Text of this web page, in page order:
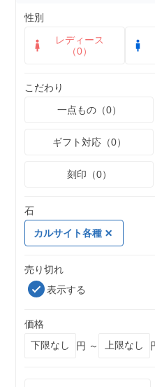
性別
レディース
（0）
こだわり
一点もの（0）
ギフト対応（0）
刻印（0）
石
カルサイト各種
売り切れ
表示する
価格
円 ～